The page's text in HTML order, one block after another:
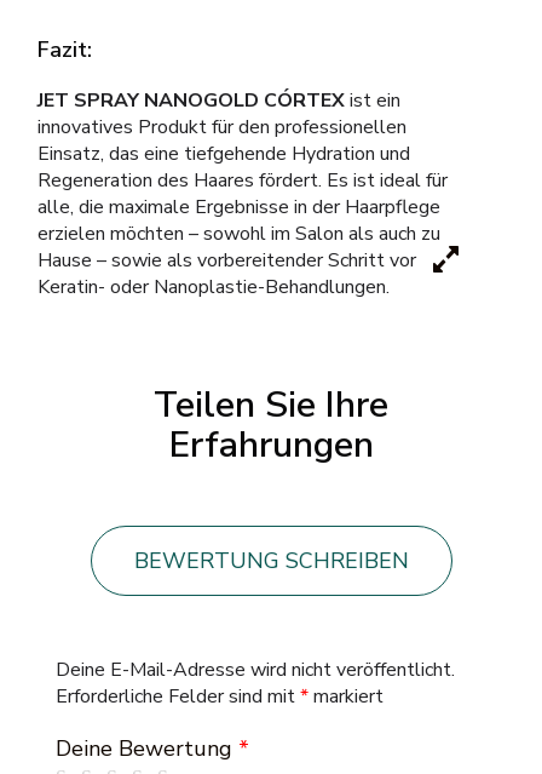
Fazit:
JET SPRAY NANOGOLD CÓRTEXist ein
innovatives Produkt für den professionellen
Einsatz, das eine tiefgehende Hydration und
Regeneration des Haares fördert. Es ist ideal für
alle, die maximale Ergebnisse in der Haarpflege
erzielen möchten – sowohl im Salon als auch zu
Hause – sowie als vorbereitender Schritt vor
Keratin- oder Nanoplastie-Behandlungen.
Teilen Sie Ihre
Erfahrungen
BEWERTUNG SCHREIBEN
Deine E-Mail-Adresse wird nicht veröffentlicht.
Erforderliche Felder sind mit*markiert
Deine Bewertung *